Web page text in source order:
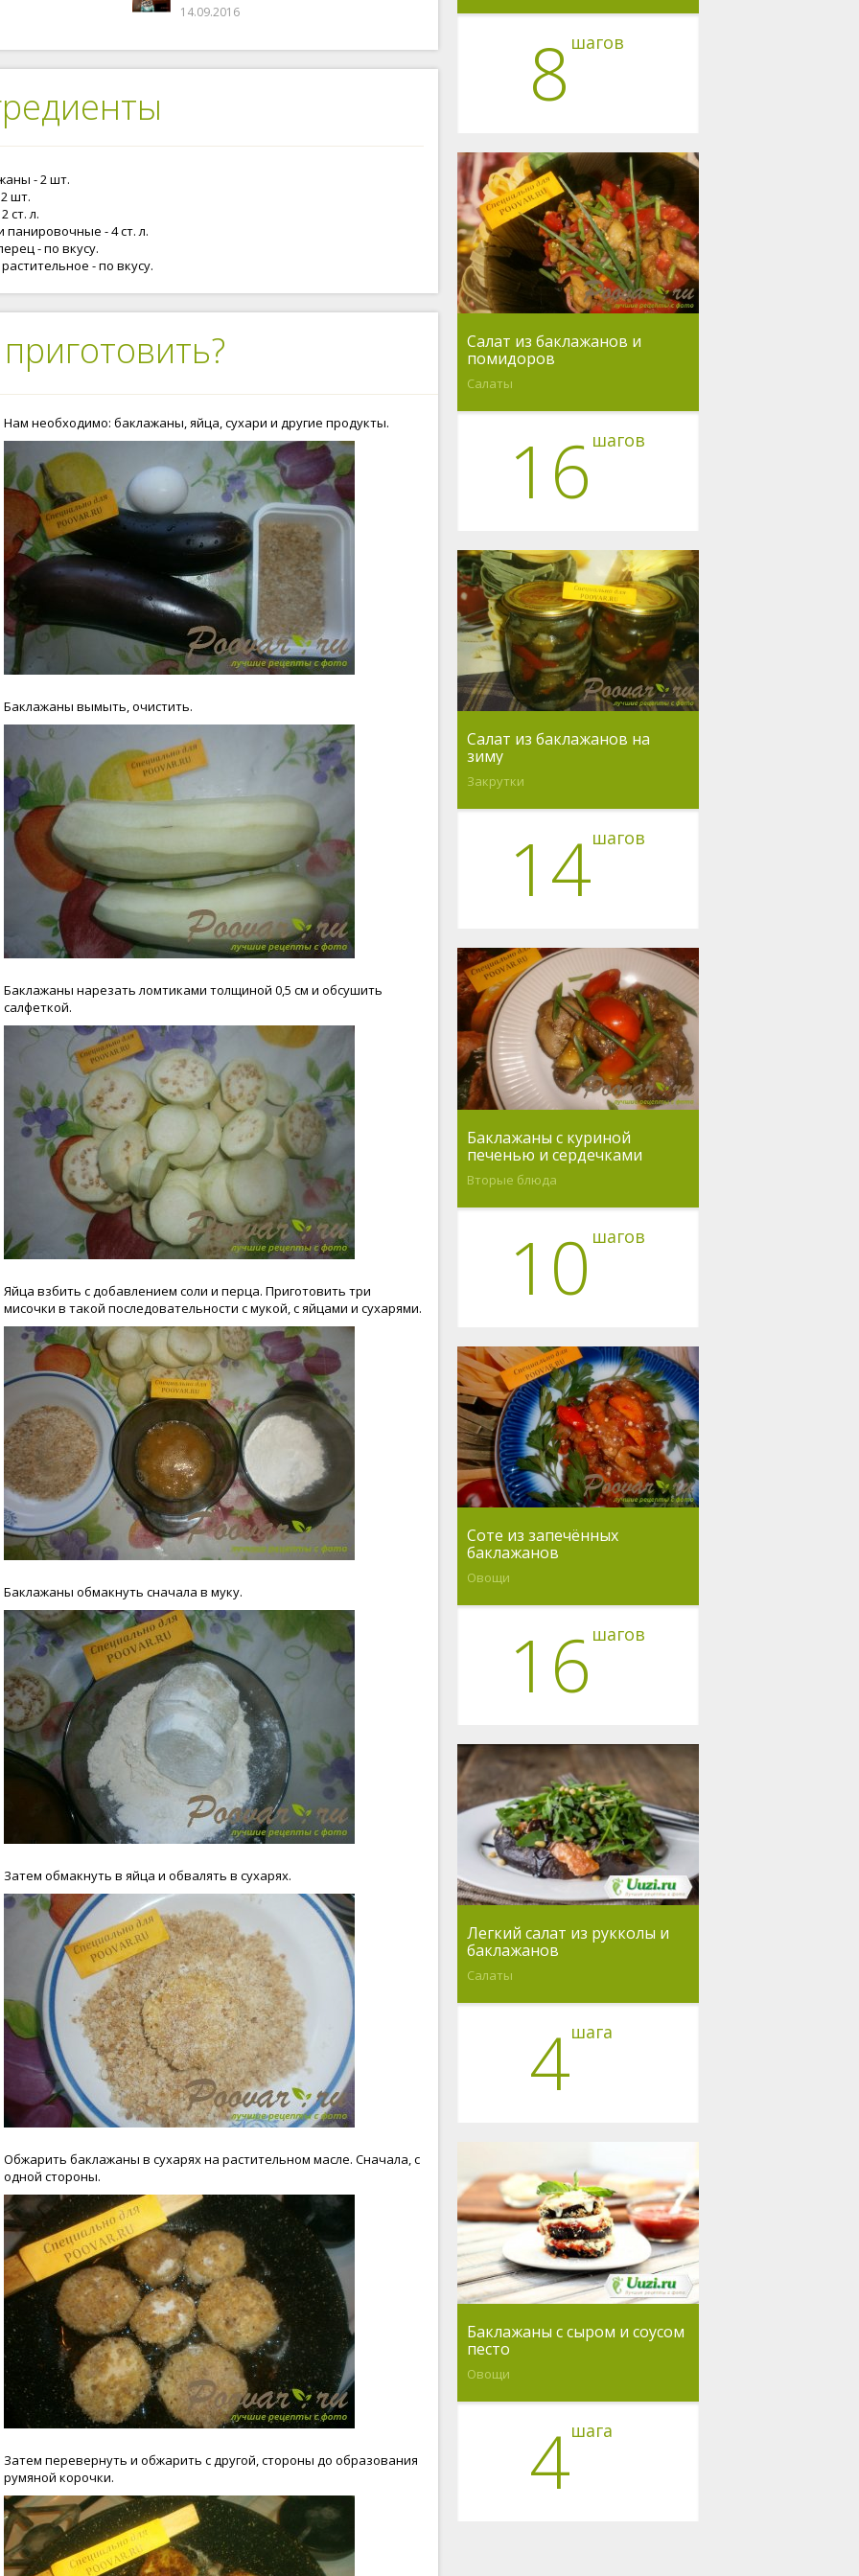
14.09.2016
- 2 шт.
шт.
ст. л.
панировочные - 4 ст. л.
- по вкусу.
- по вкусу.
Нам необходимо: баклажаны, яйца, сухари и другие продукты.
Баклажаны вымыть, очистить.
Баклажаны нарезать ломтиками толщиной 0,5 см и обсушить
салфеткой.
Яйца взбить с добавлением соли и перца. Приготовить три
мисочки в такой последовательности с мукой, с яйцами и сухарями.
Баклажаны обмакнуть сначала в муку.
Затем обмакнуть в яйца и обвалять в сухарях.
Обжарить баклажаны в сухарях на растительном масле. Сначала, с
одной стороны.
Затем перевернуть и обжарить с другой, стороны до образования
румяной корочки.
8 шагов
Салат из баклажанов и
помидоров
Салаты
16 шагов
Салат из баклажанов на
зиму
Закрутки
14шагов
Баклажаны с куриной
печенью и сердечками
Вторые блюда
10 шагов
Соте из запечённых
баклажанов
Овощи
16 шагов
Легкий салат из рукколы и
баклажанов
Салаты
4шага
Баклажаны с сыром и соусом
песто
Овощи
4шага